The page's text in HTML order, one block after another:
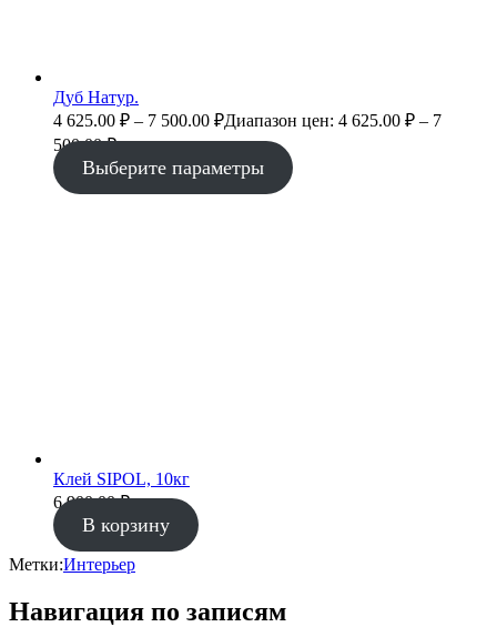
Дуб Натур.
4 625.00 ₽ – 7 500.00 ₽Диапазон цен: 4 625.00 ₽ – 7
500.00 ₽
Выберите параметры
Клей SIPOL, 10кг
6 900.00₽
В корзину
Метки:Интерьер
Навигация по записям